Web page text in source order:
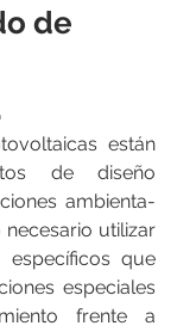
de
están
de diseño
ambienta­
utilizar
específicos que
especiales
frente a